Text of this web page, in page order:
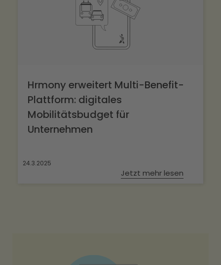
Hrmony erweitert Multi-Benefit-
Plattform: digitales
Mobilitätsbudget für
Unternehmen
24.3.2025
Jetzt mehr lesen